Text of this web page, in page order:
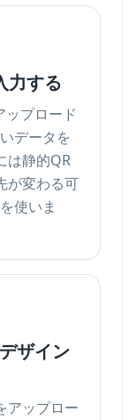
力する
ップロード
データを
は静的QR
が変わる可
使いま
ザイン
アップロー